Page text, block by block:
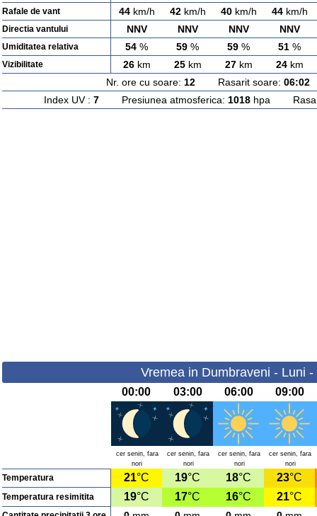
Rafale de vant 44km/h 42km/h 40km/h 44km/h
Directia vantului NNV NNV NNV NNV
Umiditatea relativa 54 % 59 % 59 % 51 %
Vizibilitate 26km 25km 27km 24km
Nr. ore cu soare: 12Rasarit soare: 06:02
Index UV : 7Presiunea atmosferica: 1018hpa
Vremea in Dumbraveni - Luni
00:00 03:00 06:00 09:00
cer senin, fara
nori
cer senin, fara
nori
cer senin, fara
nori
cer senin, fara
nori
Temperatura 21°C 19°C 18°C 23°C
Temperatura resimitita 19°C 17°C 16°C 21°C